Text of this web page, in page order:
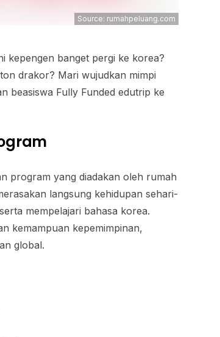
Source: rumahpeluang.com
kepengen banget pergi ke korea?
drakor? Mari wujudkan mimpi
beasiswa Fully Funded edutrip ke
program yang diadakan oleh rumah
langsung kehidupan sehari-
mempelajari bahasa korea.
kemampuan kepemimpinan,
global.